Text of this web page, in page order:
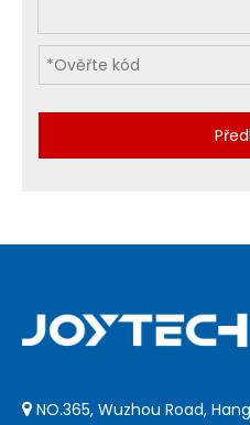
 NO.365, Wuzhou Road,